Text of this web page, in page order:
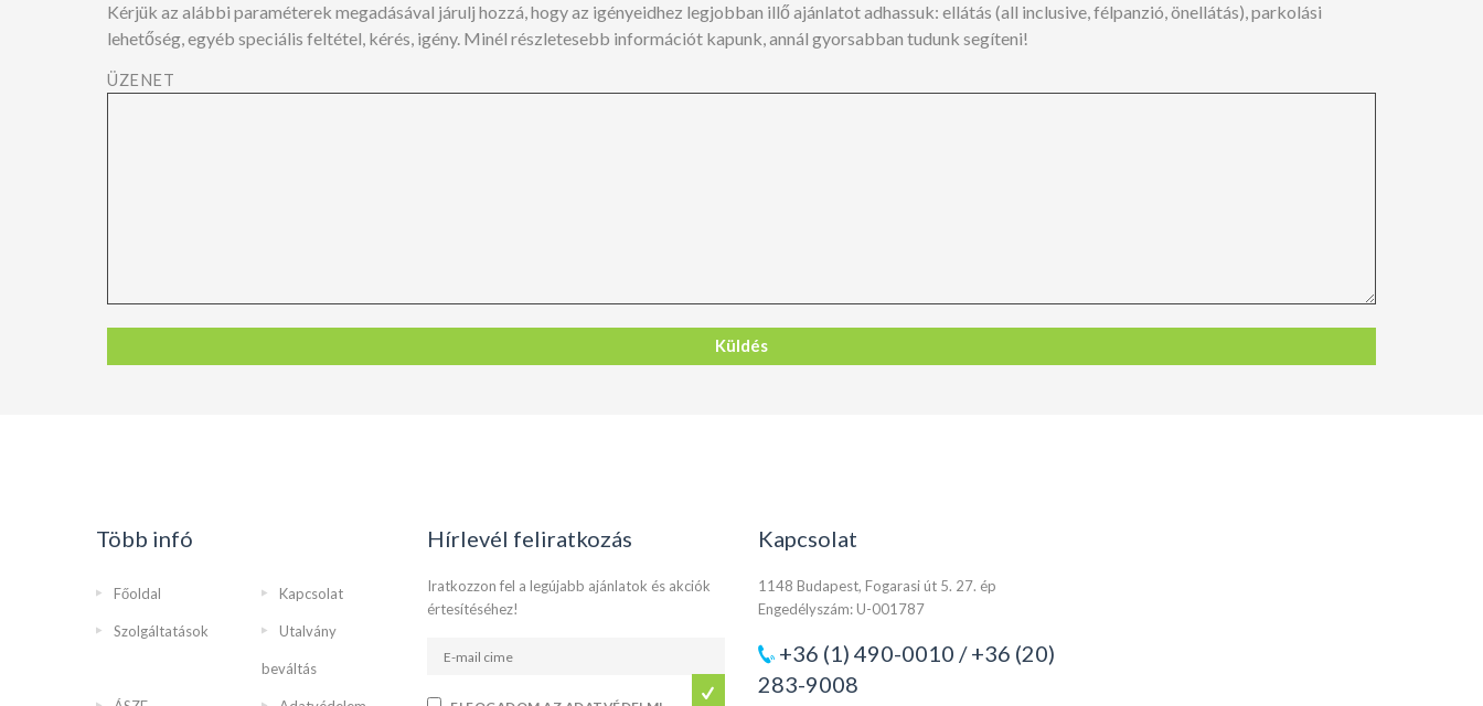
Kérjük az alábbi paraméterek megadásával járulj hozzá, hogy az igényeidhez legjobban illő ajánlatot adhassuk: ellátás (all inclusive, félpanzió, önellátás), parkolási
lehetőség, egyéb speciális feltétel, kérés, igény. Minél részletesebb információt kapunk, annál gyorsabban tudunk segíteni!
ÜZENET
Több infó
Főoldal Kapcsolat
Szolgáltatások Utalvány
beváltás
Hírlevél feliratkozás
Iratkozzon fel a legújabb ajánlatok és akciók
értesítéséhez!
Kapcsolat
1148 Budapest, Fogarasi út 5. 27. ép
Engedélyszám: U-001787
+36 (1) 490-0010 / +36 (20)
283-9008